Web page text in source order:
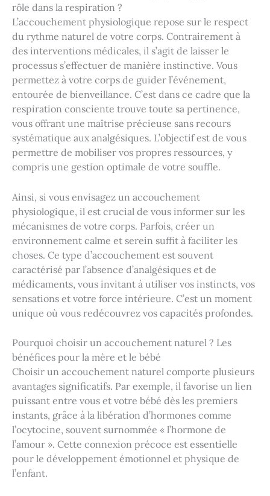
rôle dans la respiration ?
L’accouchement physiologique repose sur le respect
du rythme naturel de votre corps. Contrairement à
des interventions médicales, il s’agit de laisser le
processus s’effectuer de manière instinctive. Vous
permettez à votre corps de guider l’événement,
entourée de bienveillance. C’est dans ce cadre que la
respiration consciente trouve toute sa pertinence,
vous offrant une maîtrise précieuse sans recours
systématique aux analgésiques. L’objectif est de vous
permettre de mobiliser vos propres ressources, y
compris une gestion optimale de votre souffle.
Ainsi, si vous envisagez un accouchement
physiologique, il est crucial de vous informer sur les
mécanismes de votre corps. Parfois, créer un
environnement calme et serein suffit à faciliter les
choses. Ce type d’accouchement est souvent
caractérisé par l’absence d’analgésiques et de
médicaments, vous invitant à utiliser vos instincts, vos
sensations et votre force intérieure. C’est un moment
unique où vous redécouvrez vos capacités profondes.
Pourquoi choisir un accouchement naturel ? Les
bénéfices pour la mère et le bébé
Choisir un accouchement naturel comporte plusieurs
avantages significatifs. Par exemple, il favorise un lien
puissant entre vous et votre bébé dès les premiers
instants, grâce à la libération d’hormones comme
l’ocytocine, souvent surnommée « l’hormone de
l’amour ». Cette connexion précoce est essentielle
pour le développement émotionnel et physique de
l’enfant.